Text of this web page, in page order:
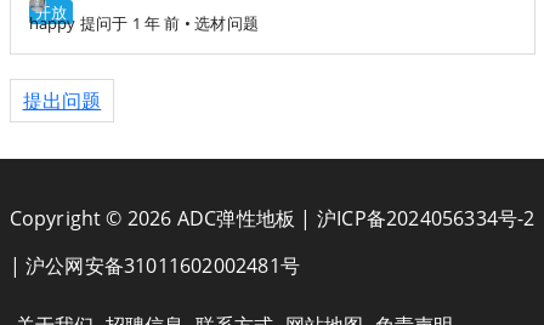
开放
happy 提问于 1 年 前 •选材问题
提出问题
Copyright © 2026 ADC弹性地板 | 沪ICP备2024056334号-2
| 沪公网安备31011602002481号